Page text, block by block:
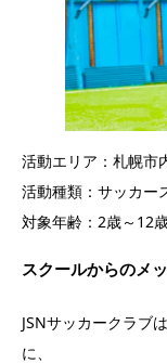
活動エリア：札幌市
活動種類：サッカー
対象年齢：2歳～12
スクールからのメ
JSNサッカークラブ
に、